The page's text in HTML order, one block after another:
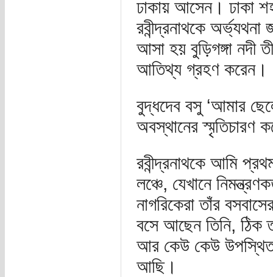
ঢাকায় আসেন। ঢাকা
রবীন্দ্রনাথকে
আসা হয় বুড়িগঙ্গা নদী
আতিথ্য গ্রহণ করেন।
বুদ্ধদেব বসু ‘আমার
অবস্থানের স্মৃতিচারণ
রবীন্দ্রনাথকে আমি
লঞ্চে, যেখানে
নাগরিকেরা তাঁর
বসে আছেন তিনি, ঠিক
আর কেউ কেউ উপস্থিত
আছি।